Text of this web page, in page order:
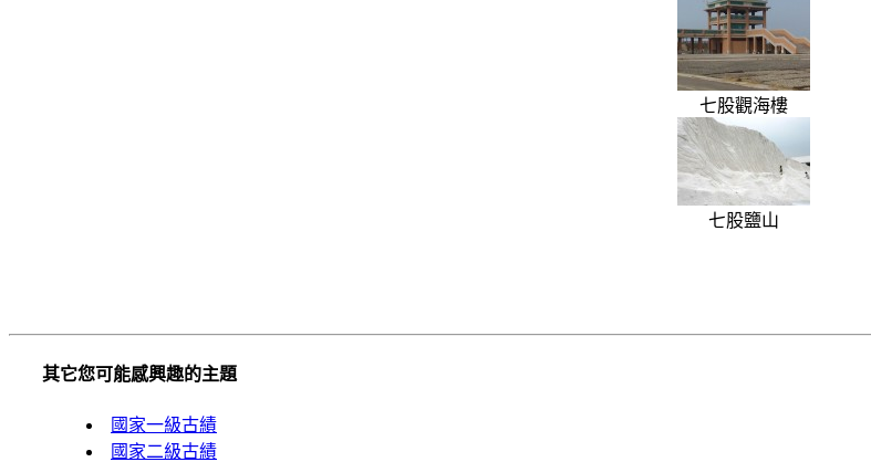
七股觀海樓
七股鹽山
其它您可能感興趣的主題
國家一級古績
國家二級古績